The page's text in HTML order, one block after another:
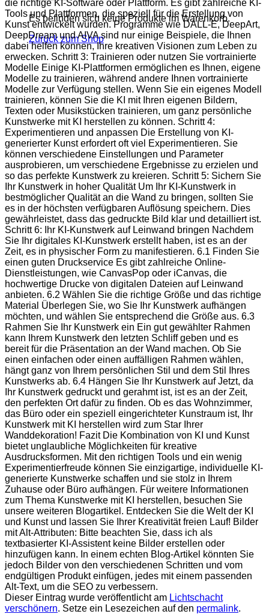
Es befinden sich keine Produkte im Warenkorb.
Zurück zum Shop
die richtige KI-Software oder Plattform. Es gibt zahlreiche KI-
Tools und Plattformen, die speziell für die Erstellung von
Kunst entwickelt wurden. Programme wie DALL-E, DeepArt,
DeepDream und AIVA sind nur einige Beispiele, die Ihnen
dabei helfen können, Ihre kreativen Visionen zum Leben zu
erwecken. Schritt 3: Trainieren oder nutzen Sie vortrainierte
Modelle Einige KI-Plattformen ermöglichen es Ihnen, eigene
Modelle zu trainieren, während andere Ihnen vortrainierte
Modelle zur Verfügung stellen. Wenn Sie ein eigenes Modell
trainieren, können Sie die KI mit Ihren eigenen Bildern,
Texten oder Musikstücken trainieren, um ganz persönliche
Kunstwerke mit KI herstellen zu können. Schritt 4:
Experimentieren und anpassen Die Erstellung von KI-
generierter Kunst erfordert oft viel Experimentieren. Sie
können verschiedene Einstellungen und Parameter
ausprobieren, um verschiedene Ergebnisse zu erzielen und
so das perfekte Kunstwerk zu kreieren. Schritt 5: Sichern Sie
Ihr Kunstwerk in hoher Qualität Um Ihr KI-Kunstwerk in
bestmöglicher Qualität an die Wand zu bringen, sollten Sie
es in der höchsten verfügbaren Auflösung speichern. Dies
gewährleistet, dass das gedruckte Bild klar und detailliert ist.
Schritt 6: Ihr KI-Kunstwerk auf Leinwand bringen Nachdem
Sie Ihr digitales KI-Kunstwerk erstellt haben, ist es an der
Zeit, es in physischer Form zu manifestieren. 6.1 Finden Sie
einen guten Druckservice Es gibt zahlreiche Online-
Dienstleistungen, wie CanvasPop oder iCanvas, die
hochwertige Drucke von digitalen Dateien auf Leinwand
anbieten. 6.2 Wählen Sie die richtige Größe und das richtige
Material Überlegen Sie, wo Sie Ihr Kunstwerk aufhängen
möchten, und wählen Sie entsprechend die Größe aus. 6.3
Rahmen Sie Ihr Kunstwerk ein Ein gut gewählter Rahmen
kann Ihrem Kunstwerk den letzten Schliff geben und es
bereit für die Präsentation an der Wand machen. Ob Sie
einen einfachen oder einen auffälligen Rahmen wählen,
hängt ganz von Ihrem persönlichen Stil und dem Stil Ihres
Kunstwerks ab. 6.4 Hängen Sie Ihr Kunstwerk auf Jetzt, da
Ihr Kunstwerk gedruckt und gerahmt ist, ist es an der Zeit,
den perfekten Ort dafür zu finden. Ob es das Wohnzimmer,
das Büro oder ein speziell eingerichteter Kunstraum ist, Ihr
Kunstwerk mit KI herstellen wird zum Star Ihrer
Wanddekoration! Fazit Die Kombination von KI und Kunst
bietet unglaubliche Möglichkeiten für kreative
Ausdrucksformen. Mit den richtigen Tools und ein wenig
Experimentierfreude können Sie einzigartige, individuelle KI-
generierte Kunstwerke schaffen und sie stolz in Ihrem
Zuhause oder Büro aufhängen. Für weitere Informationen
zum Thema Kunstwerke mit KI herstellen, besuchen Sie
unsere weiteren Blogartikel. Entdecken Sie die Welt der KI
und Kunst und lassen Sie Ihrer Kreativität freien Lauf! Bilder
mit Alt-Attributen: Bitte beachten Sie, dass ich als
textbasierter KI-Assistent keine Bilder erstellen oder
hinzufügen kann. In einem echten Blog-Artikel könnten Sie
jedoch Bilder von den verschiedenen Schritten und vom
endgültigen Produkt einfügen, jedes mit einem passenden
Alt-Text, um die SEO zu verbessern.
Dieser Eintrag wurde veröffentlicht am Lichtschacht
verschönern. Setze ein Lesezeichen auf den permalink.